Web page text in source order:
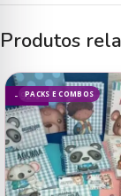
Produtos
PACKS E COMBOS
- 92%